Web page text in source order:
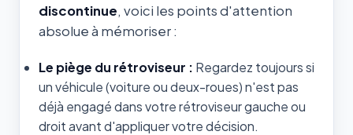
discontinue, voici les points d'attention
absolue à mémoriser :
Le piège du rétroviseur : Regardez toujours si
un véhicule (voiture ou deux-roues) n'est pas
déjà engagé dans votre rétroviseur gauche ou
droit avant d'appliquer votre décision.